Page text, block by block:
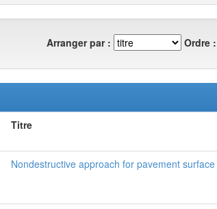
Arranger par : Ordre :
Titre
Nondestructive approach for pavement